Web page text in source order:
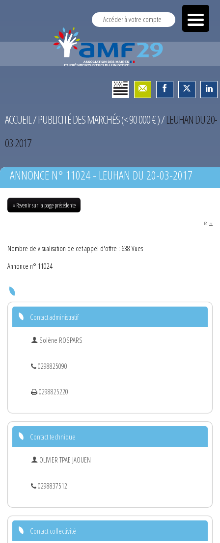
Accéder à votre compte
ACCUEIL/PUBLICITÉ DES MARCHÉS (< 90 000 € )/LEUHAN DU 20-
03-2017
ANNONCE N° 11024 - LEUHAN DU 20-03-2017
« Revenir sur la page précédente
PDF
Nombre de visualisation de cet appel d'offre : 638 Vues
Annonce n° 11024
Contact administratif
Solène ROSPARS
0298825090
0298825220
Contact technique
OLIVIER TPAE JAOUEN
0298837512
Contact collectivité